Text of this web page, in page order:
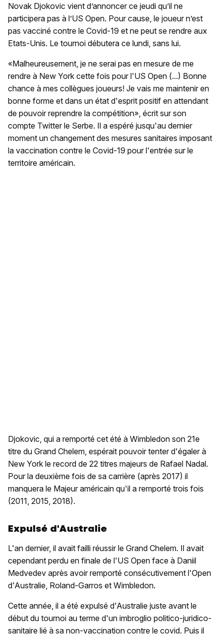
Novak Djokovic vient d’annoncer ce jeudi qu’il ne
participera pas à l’US Open. Pour cause, le joueur n’est
pas vacciné contre le Covid-19 et ne peut se rendre aux
Etats-Unis. Le tournoi débutera ce lundi, sans lui.
«Malheureusement, je ne serai pas en mesure de me
rendre à New York cette fois pour l'US Open (...) Bonne
chance à mes collègues joueurs! Je vais me maintenir en
bonne forme et dans un état d'esprit positif en attendant
de pouvoir reprendre la compétition», écrit sur son
compte Twitter le Serbe. Il a espéré jusqu'au dernier
moment un changement des mesures sanitaires imposant
la vaccination contre le Covid-19 pour l'entrée sur le
territoire américain.
Djokovic, qui a remporté cet été à Wimbledon son 21e
titre du Grand Chelem, espérait pouvoir tenter d'égaler à
New York le record de 22 titres majeurs de Rafael Nadal.
Pour la deuxième fois de sa carrière (après 2017) il
manquera le Majeur américain qu'il a remporté trois fois
(2011, 2015, 2018).
Expulsé d'Australie
L'an dernier, il avait failli réussir le Grand Chelem. Il avait
cependant perdu en finale de l'US Open face à Daniil
Medvedev après avoir remporté consécutivement l'Open
d'Australie, Roland-Garros et Wimbledon.
Cette année, il a été expulsé d'Australie juste avant le
début du tournoi au terme d'un imbroglio politico-juridico-
sanitaire lié à sa non-vaccination contre le covid. Puis il